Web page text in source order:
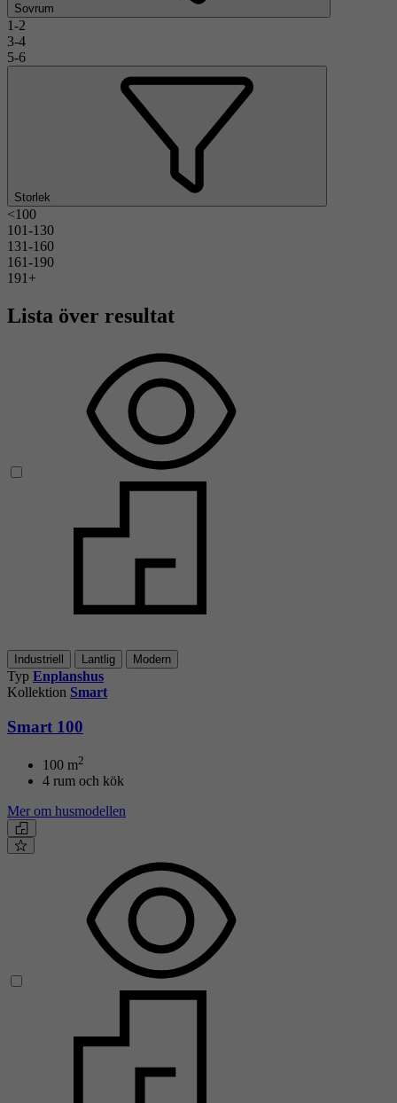
Sovrum
1-2
3-4
5-6
Storlek
<100
101-130
131-160
161-190
191+
Lista över resultat
Industriell Lantlig Modern
Typ Enplanshus
Kollektion Smart
Smart 100
100 m2
4 rum och kök
Mer om husmodellen